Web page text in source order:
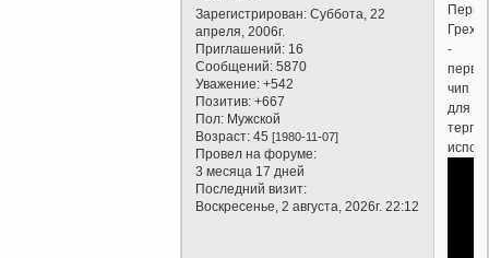
Зарегистрирован: Суббота, 22
апреля, 2006г.
Приглашений: 16
Сообщений: 5870
Уважение: +542
Позитив: +667
Пол: Мужской
Возраст: 45[1980-11-07]
Провел на форуме:
3 месяца 17 дней
Последний визит:
Воскресенье, 2 августа, 2026г. 22:12
Грех
-
чип
для